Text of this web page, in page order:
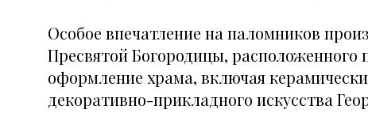
Особое впечатление на паломников
Пресвятой Богородицы, расположенного
оформление храма, включая
декоративно-прикладного искусства